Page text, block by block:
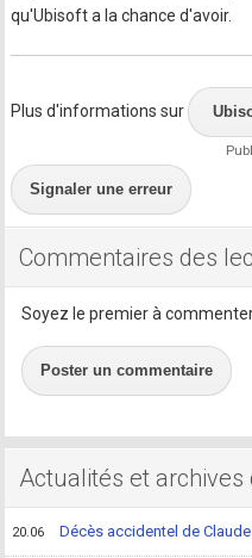
qu'Ubisoft a la chance d'avoir.
Plus d'informations sur
Signaler une erreur
Commentaires des
Soyez le premier à
Poster un commentaire
Actualités et archives
20.06 Décès accidentel de